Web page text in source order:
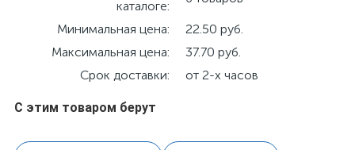
каталоге:
Минимальная цена:
22.50 руб.
Максимальная цена:
37.70 руб.
Срок доставки:
от 2-х часов
С этим товаром берут